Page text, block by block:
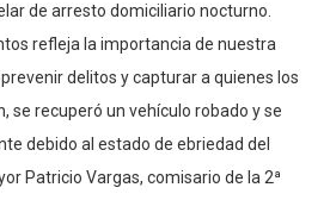
de arresto domiciliario nocturno.
refleja la importancia de nuestra
delitos y capturar a quienes los
se recuperó un vehículo robado y se
debido al estado de ebriedad del
Patricio Vargas, comisario de la 2ª